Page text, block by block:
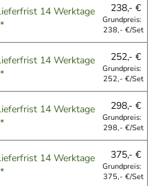
14 Werktage
238,- €
Grundpreis:
238,- €/Set
14 Werktage
252,- €
Grundpreis:
252,- €/Set
14 Werktage
298,- €
Grundpreis:
298,- €/Set
14 Werktage
375,- €
Grundpreis:
375,- €/Set